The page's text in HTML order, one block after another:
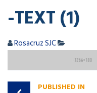
-TEXT (1)
Rosacruz SJC
PUBLISHED IN